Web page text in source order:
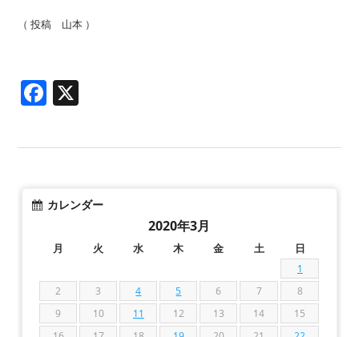
（ 投稿 山本 ）
Facebook
カレンダー
2020年3月
月 火 水 木 金 土 日
1
2
3 4 5 6 7
8
9
10 11 12 13 14
15